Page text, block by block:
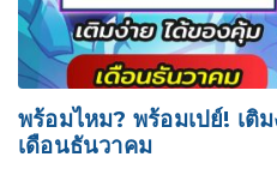
พร้อมไหม? พร้อมเปย์! เติ
เดือนธันวาคม